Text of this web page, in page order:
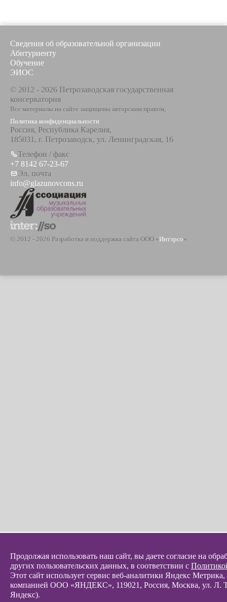
Сведения об образовательной организации
Абитуриенту
Обучение
ЭИОС
© 2012 - 2026 Петрозаводская государственная
консерватория
Все материалы на сайте защищены авторским правом,
Политика конфиденциальности
Россия, Республика Карелия,
185031, г. Петрозаводск, ул. Ленинградская, 16
Телефон / факс
+7 8142 67-23-67
Эл. почта
info@glazunovcons.ru
© 2012 - 2026 Разработка и поддержка сайта ООО « Интэрсо»
Продолжая использовать наш сайт, вы даете согласие на
других пользовательских данных, в соответствии с
Этот сайт использует сервис веб-аналитики Яндекс
компанией ООО «ЯНДЕКС», 119021, Россия, Москва, ул. Л.
Яндекс).